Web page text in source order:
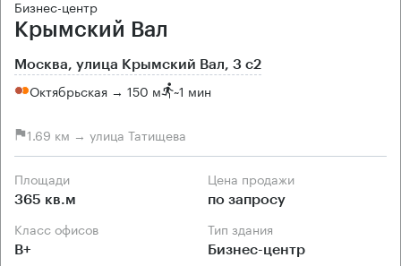
Бизнес-центр
Крымский Вал
Москва, улица Крымский Вал, 3 с2
Октябрьская → 150 м ~1 мин
1.69 км → улица Татищева
Площади
365 кв.м
Цена продажи
по запросу
Класс офисов
B+
Тип здания
Бизнес-центр